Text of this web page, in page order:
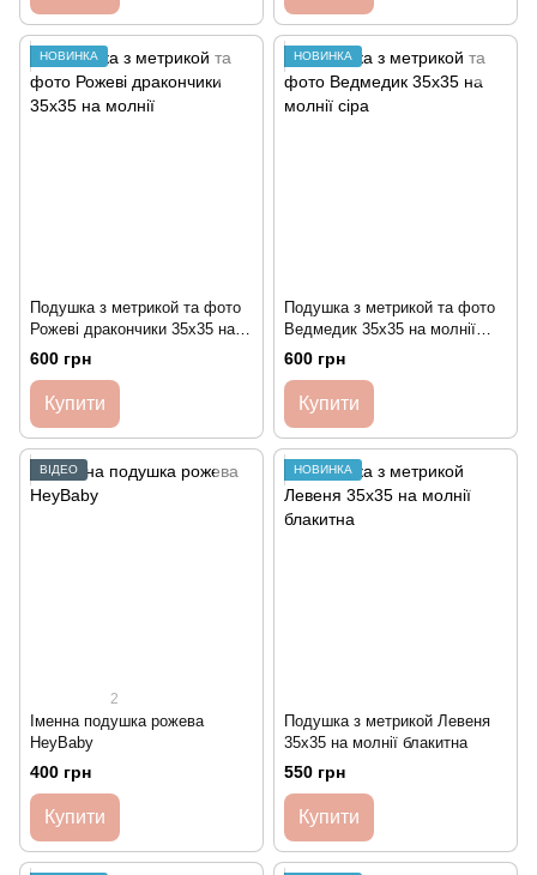
НОВИНКА
Подушка з метрикой та фото
Рожеві дракончики 35х35 на
молнії
600 грн
Купити
НОВИНКА
Подушка з метрикой та фото
Ведмедик 35х35 на молнії
сіра
600 грн
Купити
ВІДЕО
2
Іменна подушка рожева
HeyBaby
400 грн
Купити
НОВИНКА
Подушка з метрикой Левеня
35х35 на молнії блакитна
550 грн
Купити